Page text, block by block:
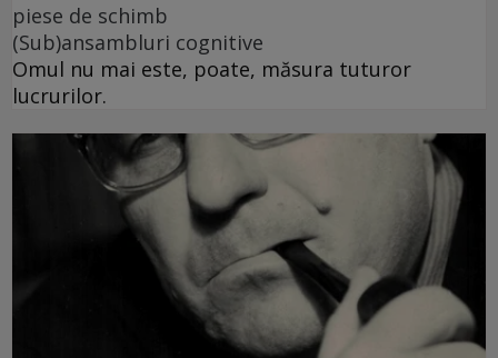
piese de schimb
(Sub)ansambluri cognitive
Omul nu mai este, poate, măsura tuturor
lucrurilor.